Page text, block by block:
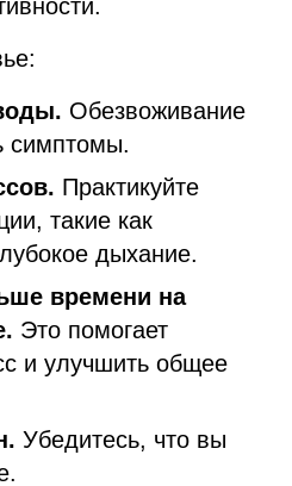
Обезвоживание
симптомы.
Практикуйте
такие как
дыхание.
времени на
Это помогает
и улучшить общее
Убедитесь, что вы